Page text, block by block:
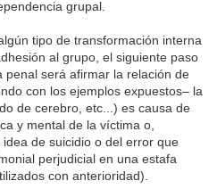
grupal.
tipo de transformación interna
al grupo, el siguiente paso
penal será afirmar la relación de
con los ejemplos expuestos– la
de cerebro, etc...) es causa de
y mental de la víctima o,
de suicidio o del error que
perjudicial en una estafa
con anterioridad).